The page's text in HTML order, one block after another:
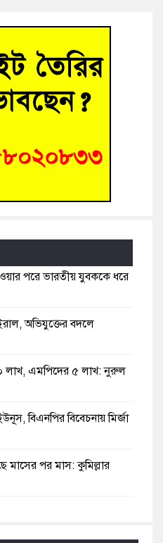
পরে ভারতীয় যুবককে ধরে
অভিযুক্তের বদলে
লাখ, এমপিদের ৫ লাখ: নুরুল
বিএনপির বিবেচনায় মির্জা
মাসের পর মাস: কুমিল্লার